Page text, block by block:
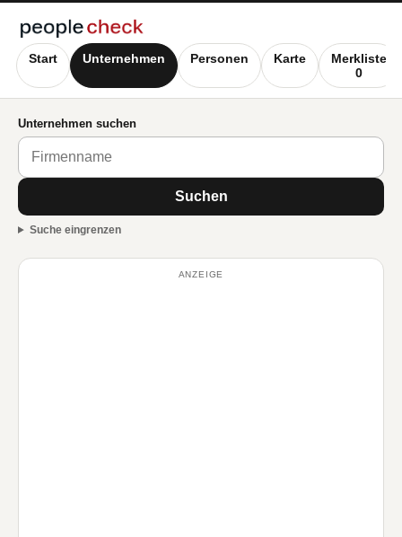
Start Unternehmen Personen Karte
Merkliste
0
Unternehmen suchen
Suchen
Suche eingrenzen
ANZEIGE